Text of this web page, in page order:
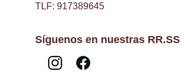
Síguenos en nuestras RR.SS
TLF: 917389645